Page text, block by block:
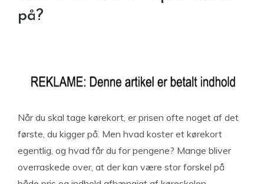
på?
Når du skal tage kørekort, er prisen ofte noget af det
første, du kigger på. Men hvad koster et kørekort
egentlig, og hvad får du for pengene? Mange bliver
overraskede over, at der kan være stor forskel på